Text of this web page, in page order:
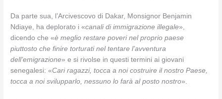
Da parte sua, l’Arcivescovo di Dakar, Monsignor Benjamin
Ndiaye, ha deplorato i «canali di immigrazione illegale»,
dicendo che «è meglio restare poveri nel proprio paese
piuttosto che finire torturati nel tentare l’avventura
dell’emigrazione» e si rivolse in questi termini ai giovani
senegalesi: «Cari ragazzi, tocca a noi costruire il nostro Paese,
tocca a noi svilupparlo, nessuno lo farà al posto nostro».